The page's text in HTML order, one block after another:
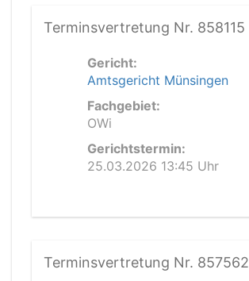
Terminsvertretung Nr. 858115
Gericht:
Amtsgericht Münsingen
Fachgebiet:
OWi
Gerichtstermin:
25.03.2026 13:45 Uhr
Terminsvertretung Nr. 857562